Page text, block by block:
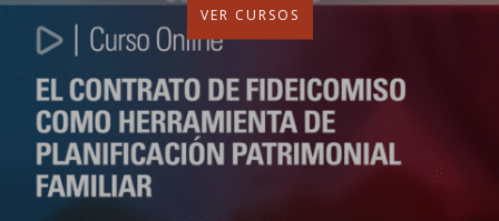
VER CURSOS